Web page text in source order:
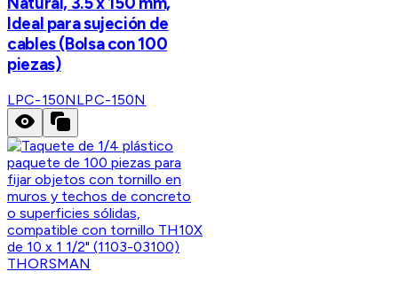
Ideal para sujeción de
cables (Bolsa con 100
piezas)
LPC-150NLPC-150N
THORSMAN